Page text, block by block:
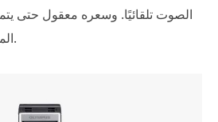
الصوت تلقائيًا. وسعره معقول حتى
المسجل للاستخدام اليومي.